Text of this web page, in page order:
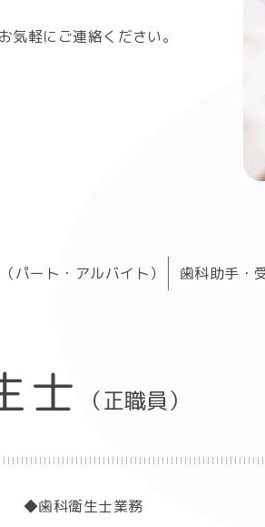
軽にご連絡ください。
パート・アルバイト） 歯科助手・
士 （正職員）
◆歯科衛生士業務